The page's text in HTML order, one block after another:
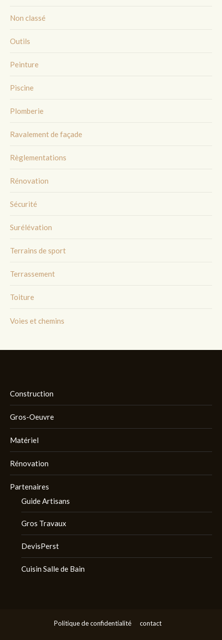
Non classé
Outils
Peinture
Piscine
Plomberie
Ravalement de façade
Règlementations
Rénovation
Sécurité
Surélévation
Terrains de sport
Terrassement
Toiture
Voies et chemins
Construction
Gros-Oeuvre
Matériel
Rénovation
Partenaires
Guide Artisans
Gros Travaux
DevisPerst
Cuisin Salle de Bain
Politique de confidentialité contact